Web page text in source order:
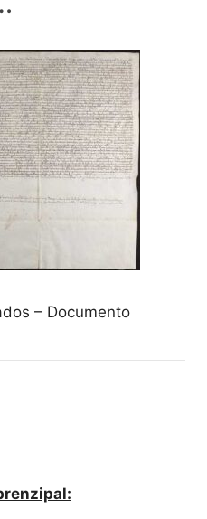
– Documento